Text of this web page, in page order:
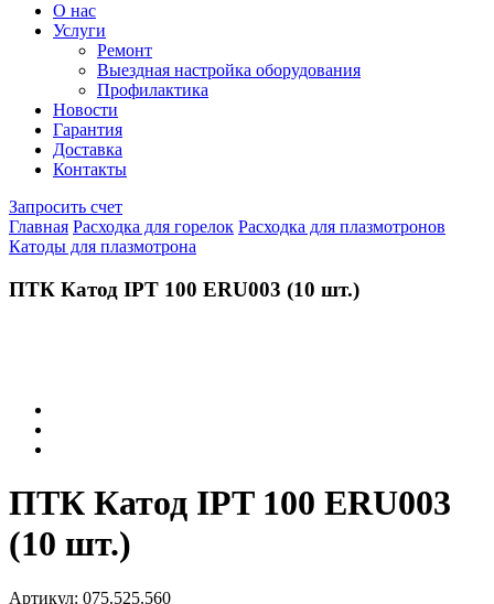
О нас
Услуги
Ремонт
Выездная настройка оборудования
Профилактика
Новости
Гарантия
Доставка
Контакты
Запросить счет
Главная Расходка для горелок Расходка для плазмотронов
Катоды для плазмотрона
ПТК Катод IPT 100 ERU003 (10 шт.)
ПТК Катод IPT 100 ERU003
(10 шт.)
Артикул: 075.525.560